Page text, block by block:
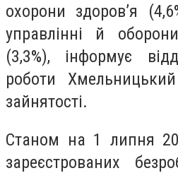
охорони здоров’я
управлінні й
(3,3%), інформує
роботи
зайнятості.
Станом на 1 липня
зареєстрованих